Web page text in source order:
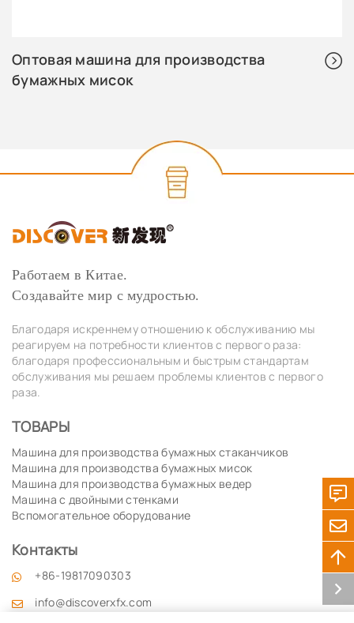
Оптовая машина для производства
бумажных мисок
Работаем в Китае.
Создавайте мир с мудростью.
Благодаря искреннему отношению к обслуживанию мы
реагируем на потребности клиентов с первого раза:
благодаря профессиональным и быстрым стандартам
обслуживания мы решаем проблемы клиентов с первого
раза.
ТОВАРЫ
Машина для производства бумажных стаканчиков
Машина для производства бумажных мисок
Машина для производства бумажных ведер
Машина с двойными стенками
Вспомогательное оборудование
Контакты
+86-19817090303
info@discoverxfx.com